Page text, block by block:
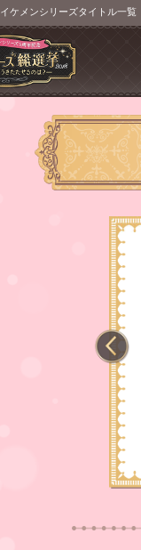
イケメンシリーズタイトル一覧